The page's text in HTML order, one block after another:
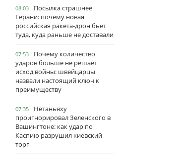
08:03
Посылка страшнее
Герани: почему новая
российская ракета-дрон бьёт
туда, куда раньше не доставали
07:53
Почему количество
ударов больше не решает
исход войны: швейцарцы
назвали настоящий ключ к
преимуществу
07:35
Нетаньяху
проигнорировал Зеленского в
Вашингтоне: как удар по
Каспию разрушил киевский
торг